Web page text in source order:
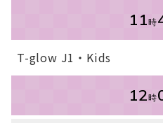
11時
T-glow J1・Kids
12時